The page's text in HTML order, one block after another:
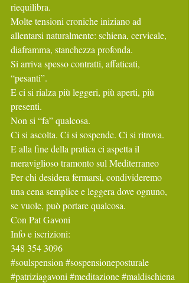
riequilibra.
Molte tensioni croniche iniziano ad
allentarsi naturalmente: schiena, cervicale,
diaframma, stanchezza profonda.
Si arriva spesso contratti, affaticati,
“pesanti”.
E ci si rialza più leggeri, più aperti, più
presenti.
Non si “fa” qualcosa.
Ci si ascolta. Ci si sospende. Ci si ritrova.
E alla fine della pratica ci aspetta il
meraviglioso tramonto sul Mediterraneo
Per chi desidera fermarsi, condivideremo
una cena semplice e leggera dove ognuno,
se vuole, può portare qualcosa.
Con Pat Gavoni
Info e iscrizioni:
348 354 3096
#soulspension #sospensioneposturale
#patriziagavoni #meditazione#maldischiena